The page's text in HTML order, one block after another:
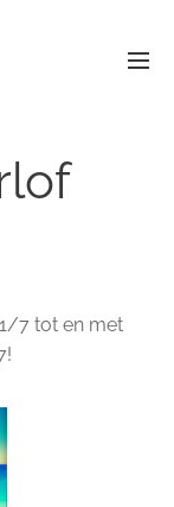
7 tot en met